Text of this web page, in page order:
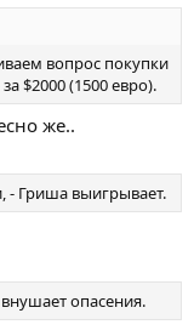
вопрос покупки
$2000 (1500 евро).
же..
- Гриша выигрывает.
опасения.